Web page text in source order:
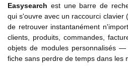
Easysearch est une barre de
qui s'ouvre avec un raccourci clavier
de retrouver instantanément
clients, produits, commandes,
objets de modules personnalisés
fiche sans perdre de temps dans les